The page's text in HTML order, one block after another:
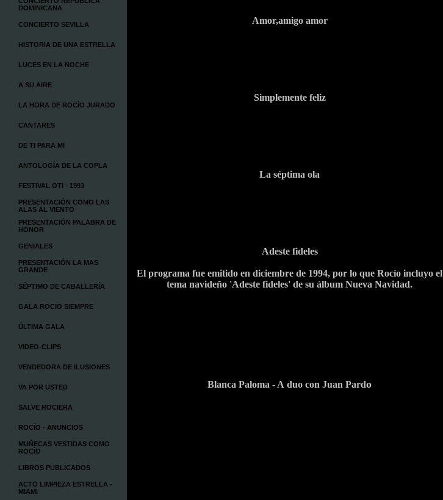
DOMINICANA
CONCIERTO SEVILLA
HISTORIA DE UNA ESTRELLA
LUCES EN LA NOCHE
A SU AIRE
LA HORA DE ROCÍO JURADO
CANTARES
DE TI PARA MI
ANTOLOGÍA DE LA COPLA
FESTIVAL OTI - 1993
PRESENTACIÓN COMO LAS
ALAS AL VIENTO
PRESENTACIÓN PALABRA DE
HONOR
GENIALES
PRESENTACIÓN LA MAS
GRANDE
SÉPTIMO DE CABALLERÍA
GALA ROCIO SIEMPRE
ÚLTIMA GALA
VIDEO-CLIPS
VENDEDORA DE ILUSIONES
VA POR USTED
SALVE ROCIERA
ROCÍO - ANUNCIOS
MUÑECAS VESTIDAS COMO
ROCÍO
LIBROS PUBLICADOS
ACTO LIMPIEZA ESTRELLA -
MIAMI
Amor,amigo amor
Simplemente feliz
La séptima ola
Adeste fideles
El programa fue emitido en diciembre de 1994, por lo que Rocío incluyo el
tema navideño 'Adeste fideles' de su álbum Nueva Navidad.
Blanca Paloma - A duo con Juan Pardo